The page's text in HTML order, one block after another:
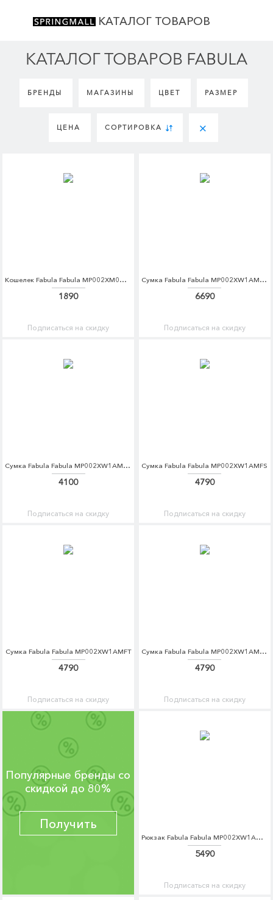
КАТАЛОГ ТОВАРОВ
КАТАЛОГ ТОВАРОВ FABULA
БРЕНДЫ МАГАЗИНЫ ЦВЕТ РАЗМЕР
ЦЕНА СОРТИРОВКА
Кошелек Fabula Fabula MP002XM0W501
1890
Подписаться на скидку
Сумка Fabula Fabula MP002XW1AMFM
6690
Подписаться на скидку
Сумка Fabula Fabula MP002XW1AMFO
4100
Подписаться на скидку
Сумка Fabula Fabula MP002XW1AMFS
4790
Подписаться на скидку
Сумка Fabula Fabula MP002XW1AMFT
4790
Подписаться на скидку
Сумка Fabula Fabula MP002XW1AMFU
4790
Подписаться на скидку
Популярные бренды со
скидкой до 80%
Получить
Рюкзак Fabula Fabula MP002XW1AMFX
5490
Подписаться на скидку